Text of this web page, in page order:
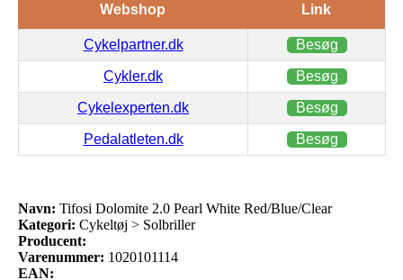
Webshop Link
Cykelpartner.dk Besøg
Cykler.dk Besøg
Cykelexperten.dk Besøg
Pedalatleten.dk Besøg
Navn: Tifosi Dolomite 2.0 Pearl White Red/Blue/Clear
Kategori: Cykeltøj > Solbriller
Producent:
Varenummer: 1020101114
EAN: